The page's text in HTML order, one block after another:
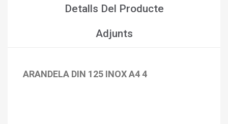
Detalls Del Producte
Adjunts
ARANDELA DIN 125 INOX A4 4